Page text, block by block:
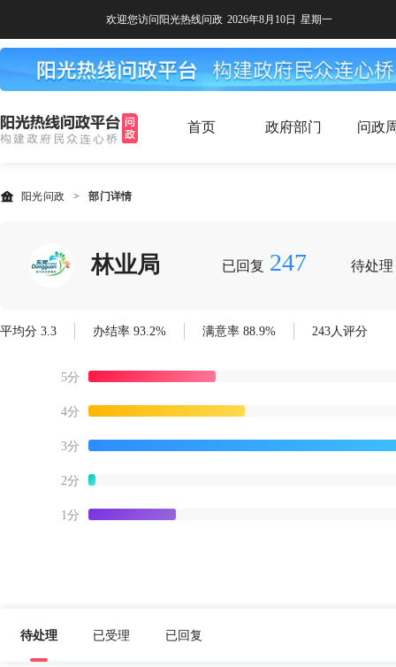
欢迎您访问阳光热线问政 2026年8月10日 星期一
首页 政府部门 问政
阳光问政 > 部门详情
林业局 已回复 247 待处理
平均分 3.3 办结率 93.2% 满意率 88.9% 243人评分
5分
4分
3分
2分
1分
待处理 已受理 已回复